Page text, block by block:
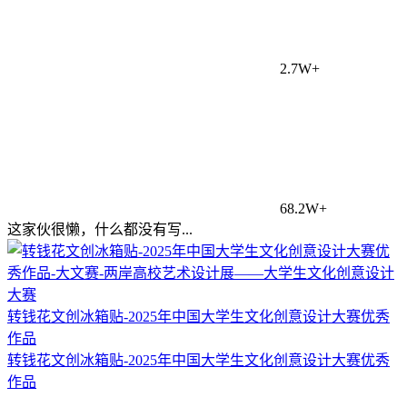
2.7W+
68.2W+
这家伙很懒，什么都没有写...
转钱花文创冰箱贴-2025年中国大学生文化创意设计大赛优秀
作品
转钱花文创冰箱贴-2025年中国大学生文化创意设计大赛优秀
作品